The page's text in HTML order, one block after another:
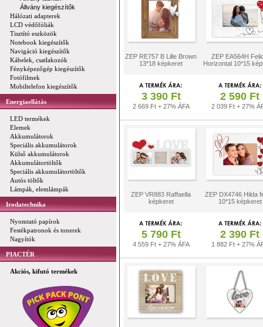
Állvány kiegészítők
Hálózati adapterek
LCD védőfóliák
Tisztító eszközök
Notebook kiegészítők
Navigáció kiegészítők
Kábelek, csatlakozók
Fényképezőgép kiegészítők
Fotófilmek
Mobiltelefon kiegészítők
Energiaellátás
LED termékek
Elemek
Akkumulátorok
Speciális akkumulátorok
Külső akkumulátorok
Akkumulátortöltők
Speciális akkumulátortöltők
Autós töltők
Lámpák, elemlámpák
Irodatechnika
Nyomtató papírok
Festékpatronok és tonerek
Nagyítók
PIACTÉR
Akciós, kifutó termékek
ZEP RE757 B Lille Brown
13*18 képkeret
ZEP EA564H
Horizontal 10*15
3 390 Ft
2 669 Ft + 27% ÁFA
2 590 Ft
2 039 Ft + 27%
ZEP VR883 Raffaella
képkeret
ZEP DX4746 Hilda
10*15 képkeret
5 790 Ft
4 559 Ft + 27% ÁFA
2 390 Ft
1 882 Ft + 27%